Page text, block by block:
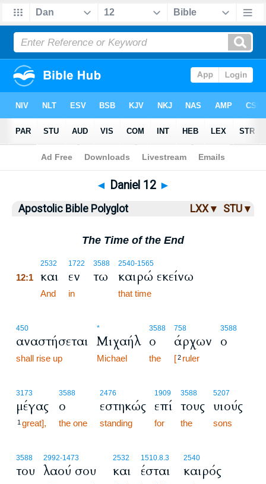
Bible>ABP > Daniel 12
◄ Daniel 12 ►
Apostolic Bible Polyglot LXX ▾ STU ▾
The Time of the End
2532
12:1 και
And
1722
εν
in
3588
τω
2540-1565
καιρώ εκείνω
that time
450
αναστήσεται
shall rise up
*
Μιχαήλ
Michael
3588
ο
the
758
άρχων
[2 ruler
3588
ο
3173
μέγας
1 great],
3588
ο
the one
2476
εστηκώς
standing
1909
επί
for
3588
τους
the
5207
υιούς
sons
3588
του
2992-1473
λαού σου
2532
και
1510.8.3
έσται
2540
καιρός